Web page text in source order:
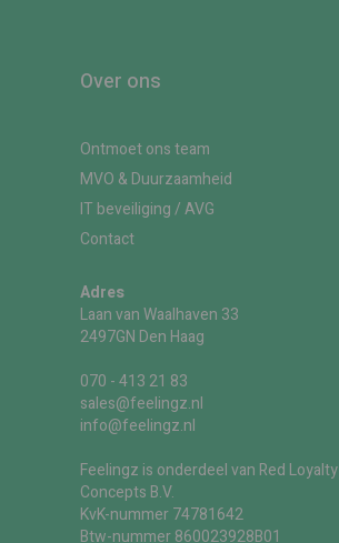
Over ons
Ontmoet ons team
MVO & Duurzaamheid
IT beveiliging / AVG
Contact
Adres
Laan van Waalhaven 33
2497GN Den Haag
070 - 413 21 83
sales@feelingz.nl
info@feelingz.nl
Feelingz is onderdeel van Red Loyalty
Concepts B.V.
KvK-nummer 74781642
Btw-nummer 860023928B01